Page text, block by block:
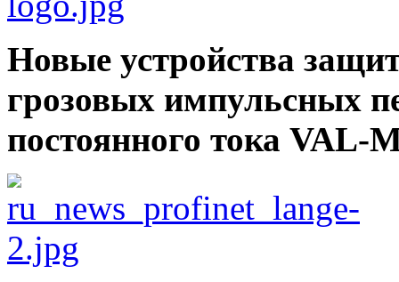
Новые устройства
грозовых импульсных
постоянного тока